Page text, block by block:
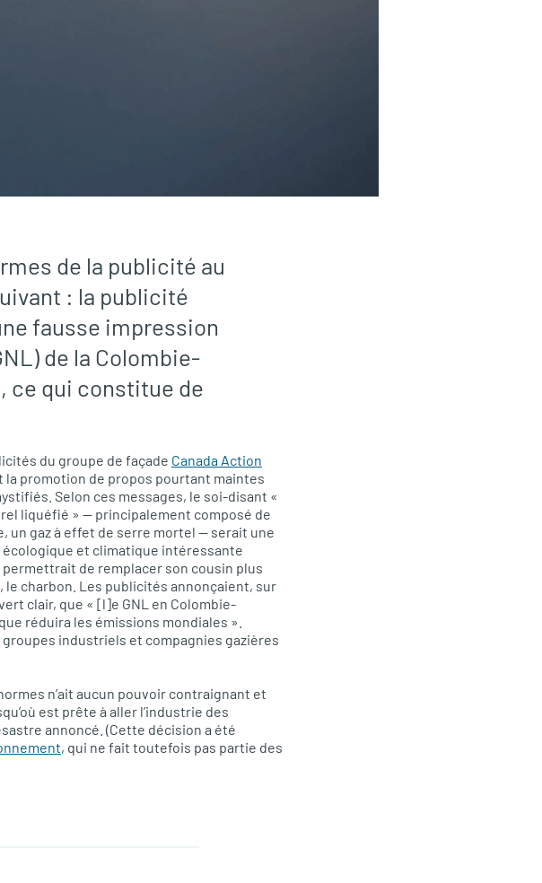
de la publicité au
: la publicité
fausse impression
de la Colombie-
ce qui constitue de
du groupe de façade Canada Action
la promotion de propos pourtant maintes
Selon ces messages, le soi-disant «
liquéfié » — principalement composé de
un gaz à effet de serre mortel — serait une
et climatique intéressante
permettrait de remplacer son cousin plus
le charbon. Les publicités annonçaient, sur
clair, que « [l]e GNL en Colombie-
réduira les émissions mondiales ».
groupes industriels et compagnies gazières
n’ait aucun pouvoir contraignant et
est prête à aller l’industrie des
annoncé. (Cette décision a été
, qui ne fait toutefois pas partie des